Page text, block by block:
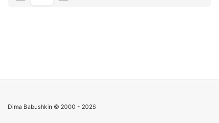
Dima Babushkin © 2000 - 2026